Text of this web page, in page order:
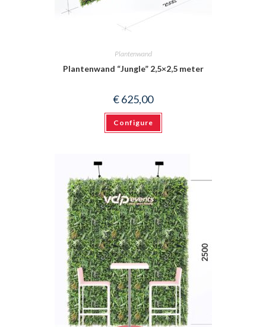
Plantenwand
Plantenwand “Jungle” 2,5×2,5 meter
€625,00
Configure